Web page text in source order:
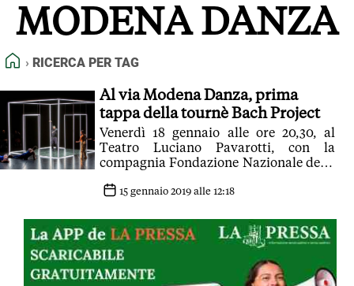
FEED RSS
NORMATIVE DEONTOLOGICHE
TERMINI e CONDIZIONI
MODENA DANZA
HOME
RICERCA PER TAG
Al via Modena Danza, prima
tappa della tournè Bach Project
Venerdì 18 gennaio alle ore 20,30, al
Teatro Luciano Pavarotti, con la
compagnia Fondazione Nazionale della
15 gennaio 2019 alle 12:18